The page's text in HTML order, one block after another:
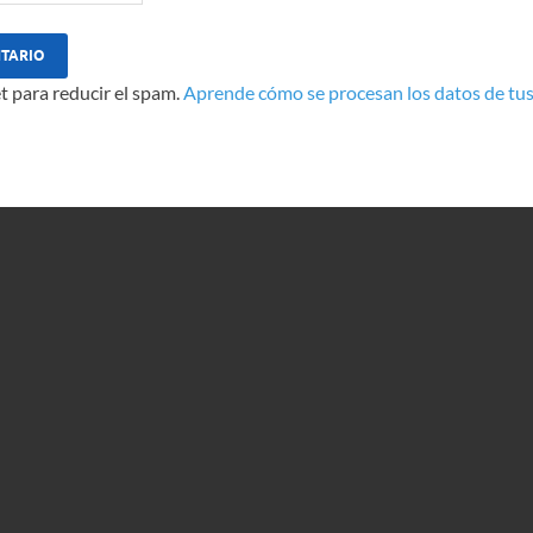
para reducir el spam.Aprende cómo se procesan los datos de